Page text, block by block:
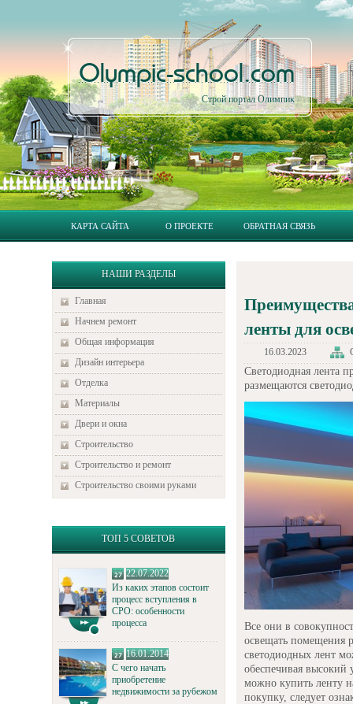
Olympic-school.com
Строй портал Олимпик
КАРТА САЙТА О ПРОЕКТЕ ОБРАТНАЯ СВЯЗЬ
НАШИ РАЗДЕЛЫ
Главная
Начнем ремонт
Общая информация
Дизайн интерьера
Отделка
Материалы
Двери и окна
Строительство
Строительство и ремонт
Строительство своими руками
ТОП 5 СОВЕТОВ
22.07.2022
Из каких этапов состоит
процесс вступления в
СРО: особенности
процесса
16.01.2014
С чего начать
приобретение
недвижимости за рубежом
ленты для
16.03.2023
Светодиодная лента
размещаются
Все они в
освещать помещения
светодиодных лент
обеспечивая высокий
можно купить ленту
покупку, следует